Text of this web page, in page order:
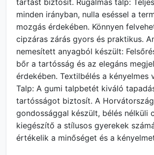
tartást biztosít. Rugalmas talp:
minden irányban, nulla eséssel a
mozgás érdekében. Könnyen
cipzáras zárás gyors és praktikus.
nemesített anyagból készült:
bőr a tartósság és az elegáns
érdekében. Textilbélés a kényelmes
Talp: A gumi talpbetét kiváló
tartósságot biztosít. A
gondossággal készült, bélés nélküli
kiegészítő a stílusos gyerekek
értékelik a minőséget és a